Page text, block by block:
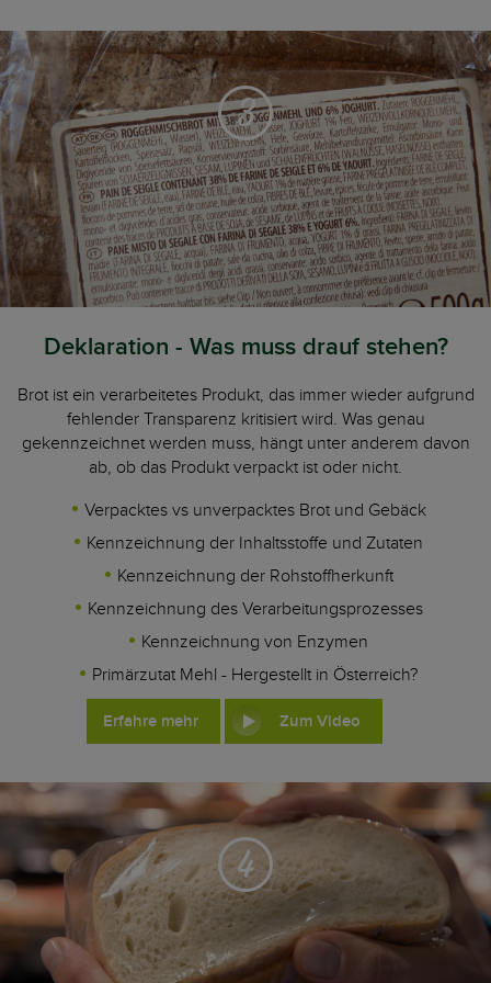
3
Deklaration - Was muss drauf stehen?
Brot ist ein verarbeitetes Produkt, das immer wieder aufgrund
fehlender Transparenz kritisiert wird. Was genau
gekennzeichnet werden muss, hängt unter anderem davon
ab, ob das Produkt verpackt ist oder nicht.
Verpacktes vs unverpacktes Brot und Gebäck
Kennzeichnung der Inhaltsstoffe und Zutaten
Kennzeichnung der Rohstoffherkunft
Kennzeichnung des Verarbeitungsprozesses
Kennzeichnung von Enzymen
Primärzutat Mehl - Hergestellt in Österreich?
Erfahre mehr Zum Video
4